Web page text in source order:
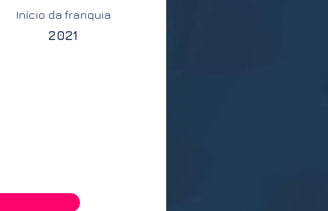
Início da franquia
2021